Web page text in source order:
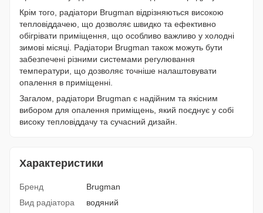
Крім того, радіатори Brugman відрізняються високою
тепловіддачею, що дозволяє швидко та ефективно
обігрівати приміщення, що особливо важливо у холодні
зимові місяці. Радіатори Brugman також можуть бути
забезпечені різними системами регулювання
температури, що дозволяє точніше налаштовувати
опалення в приміщенні.
Загалом, радіатори Brugman є надійним та якісним
вибором для опалення приміщень, який поєднує у собі
високу тепловіддачу та сучасний дизайн.
Характеристики
Бренд
Brugman
Вид радіатора
водяний